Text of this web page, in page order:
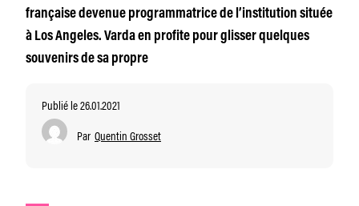
française devenue programmatrice de l’institution située
à Los Angeles. Varda en profite pour glisser quelques
souvenirs de sa propre
Publié le 26.01.2021
Par Quentin Grosset